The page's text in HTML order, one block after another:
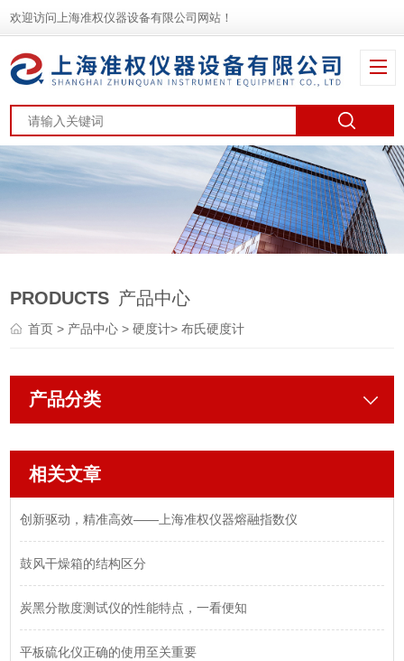
欢迎访问上海准权仪器设备有限公司网站！
PRODUCTS 产品中心
首页> 产品中心>硬度计>布氏硬度计
产品分类
相关文章
创新驱动，精准高效——上海准权仪器熔融指数仪
鼓风干燥箱的结构区分
炭黑分散度测试仪的性能特点，一看便知
平板硫化仪正确的使用至关重要